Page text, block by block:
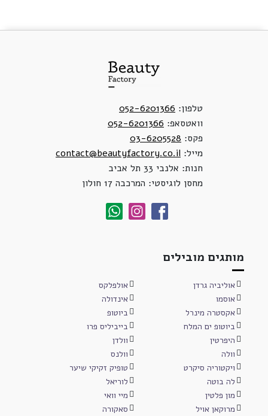
טלפון: 052-6201366
וואטסאפ: 052-6201366
פקס: 03-6205528
מייל: contact@beautyfactory.co.il
חנות: אלנבי 33 תל אביב
מחסן לוגיסטי: המרכבה 17 חולון
מותגים מובילים
אוליביה גרדן
אולפלקס
אוסמו
אינדולה
אקסטרה מינרל
ביוטופ
ביוטופ ים המלח
בייביליס פרו
היפרטין
וולדן
וולה
וולנס
ויקטוריה סיקרט
טופיק זקיקי שיער
לה בוטה
לוריאל
מון פלטין
מיי וואי
מרוקאן אויל
סאקורה